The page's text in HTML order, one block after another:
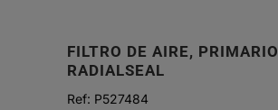
FILTRO DE AIRE, PRIMARIO
RADIALSEAL
Ref: P527484